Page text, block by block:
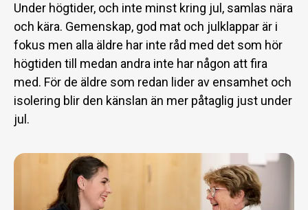
Under högtider, och inte minst kring jul, samlas nära
och kära. Gemenskap, god mat och julklappar är i
fokus men alla äldre har inte råd med det som hör
högtiden till medan andra inte har någon att fira
med. För de äldre som redan lider av ensamhet och
isolering blir den känslan än mer påtaglig just under
jul.